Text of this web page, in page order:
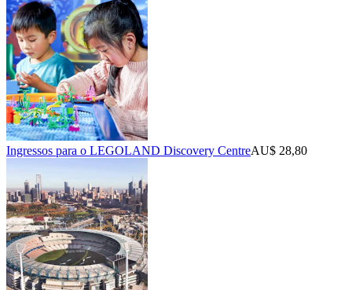
Ingressos para o LEGOLAND Discovery CentreAU$ 28,80